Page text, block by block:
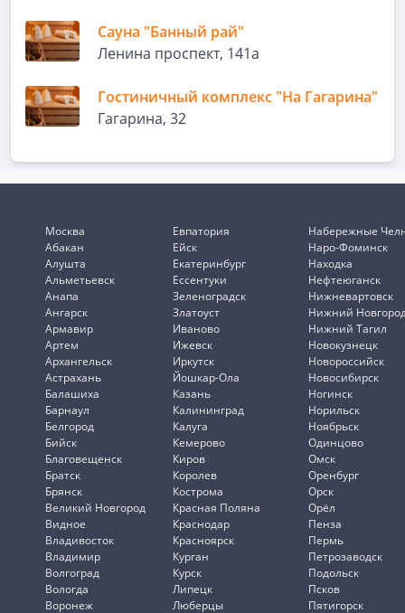
Сауна "Банный рай"
Ленина проспект, 141а
Гостиничный комплекс "На Гагарина"
Гагарина, 32
Москва
Абакан
Алушта
Альметьевск
Анапа
Ангарск
Армавир
Артем
Архангельск
Астрахань
Балашиха
Барнаул
Белгород
Бийск
Благовещенск
Братск
Брянск
Великий Новгород
Видное
Владивосток
Владимир
Волгоград
Вологда
Воронеж
Евпатория
Ейск
Екатеринбург
Ессентуки
Зеленоградск
Златоуст
Иваново
Ижевск
Иркутск
Йошкар-Ола
Казань
Калининград
Калуга
Кемерово
Киров
Королев
Кострома
Красная Поляна
Краснодар
Красноярск
Курган
Курск
Липецк
Люберцы
Набережные
Наро-Фоминск
Находка
Нефтеюганск
Нижневартовск
Нижний
Нижний Тагил
Новокузнецк
Новороссийск
Новосибирск
Ногинск
Норильск
Ноябрьск
Одинцово
Омск
Оренбург
Орск
Орёл
Пенза
Пермь
Петрозаводск
Подольск
Псков
Пятигорск